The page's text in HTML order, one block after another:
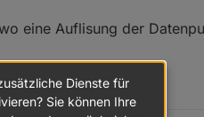
25 beim installieren
eine Auflisung der
Dienste für
Sie können Ihre